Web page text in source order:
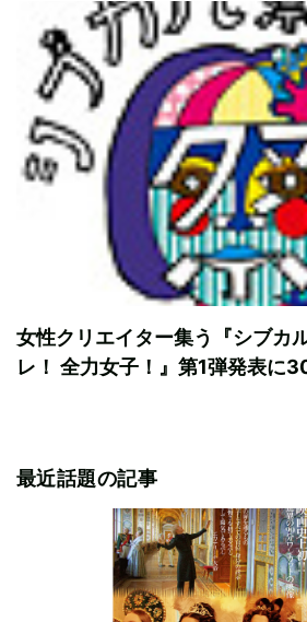
女性クリエイター集う『シブカ
レ！ 全力女子！』第1弾発表に
最近話題の記事